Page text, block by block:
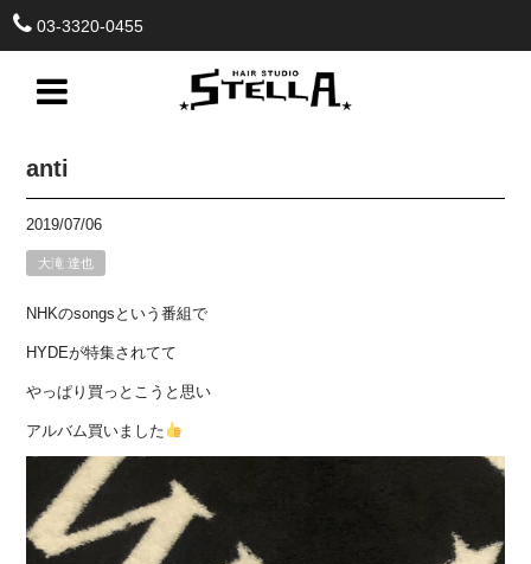
03-3320-0455
anti
2019/07/06
大滝 達也
NHKのsongsという番組で
HYDEが特集されてて
やっぱり買っとこうと思い
アルバム買いました